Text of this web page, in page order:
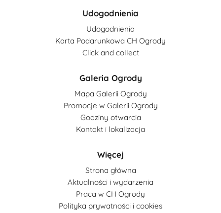
Udogodnienia
Udogodnienia
Karta Podarunkowa CH Ogrody
Click and collect
Galeria Ogrody
Mapa Galerii Ogrody
Promocje w Galerii Ogrody
Godziny otwarcia
Kontakt i lokalizacja
Więcej
Strona główna
Aktualności i wydarzenia
Praca w CH Ogrody
Polityka prywatności i cookies